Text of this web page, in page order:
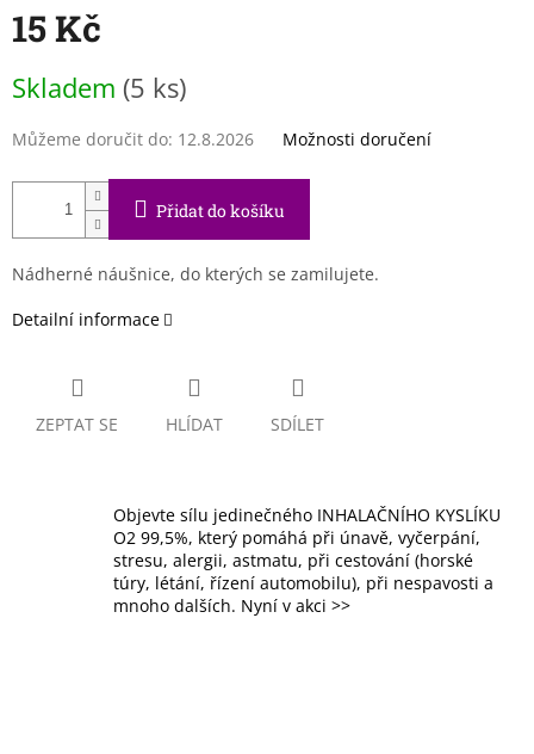
15 Kč
cena:
Skladem (5 ks)
Můžeme doručit do: 12.8.2026 Možnosti doručení
Přidat do košíku
Nádherné náušnice, do kterých se zamilujete.
Detailní informace
ZEPTAT SE HLÍDAT SDÍLET
Objevte sílu jedinečného INHALAČNÍHO KYSLÍKU
O2 99,5%, který pomáhá při únavě, vyčerpání,
stresu, alergii, astmatu, při cestování (horské
túry, létání, řízení automobilu), při nespavosti a
mnoho dalších. Nyní v akci >>